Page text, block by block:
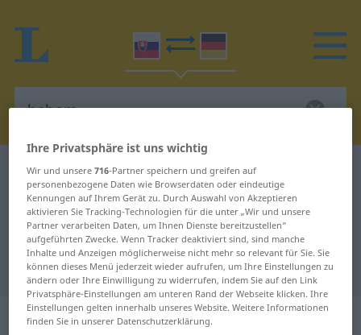
Slowakisch-Deutsch Wörterbuch behom
Slowakisch-Deutsch Übersetzung
für "behom"
"behom" Deutsch Übersetzung
„behom“
Ihre Privatsphäre ist uns wichtig
Wir und unsere716-Partner speichern und greifen auf
personenbezogene Daten wie Browserdaten oder eindeutige
Kennungen auf Ihrem Gerät zu. Durch Auswahl von Akzeptieren
aktivieren Sie Tracking-Technologien für die unter „Wir und unsere
Partner verarbeiten Daten, um Ihnen Dienste bereitzustellen“
aufgeführten Zwecke. Wenn Tracker deaktiviert sind, sind manche
Inhalte und Anzeigen möglicherweise nicht mehr so relevant für Sie. Sie
können dieses Menü jederzeit wieder aufrufen, um Ihre Einstellungen zu
ändern oder Ihre Einwilligung zu widerrufen, indem Sie auf den Link
Privatsphäre-Einstellungen am unteren Rand der Webseite klicken. Ihre
Einstellungen gelten innerhalb unseres Website. Weitere Informationen
finden Sie in unserer Datenschutzerklärung.